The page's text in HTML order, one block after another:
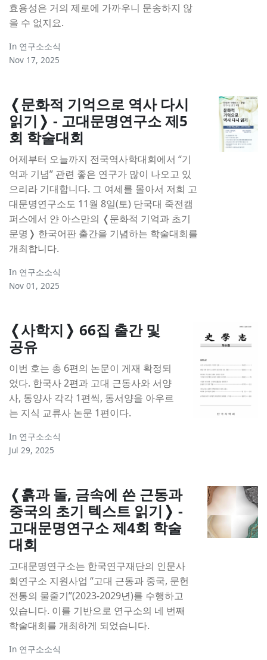
효용성은 거의 제로에 가까우니 문송하지 않
을 수 없지요.
In 연구소소식
Nov 17, 2025
❬문화적 기억으로 역사 다시
읽기❭ - 고대문명연구소 제5
회 학술대회
어제부터 오늘까지 전국역사학대회에서 “기
억과 기념” 관련 좋은 연구가 많이 나오고 있
으리라 기대합니다. 그 여세를 몰아서 저희 고
대문명연구소도 11월 8일(토) 단국대 죽전캠
퍼스에서 얀 아스만의 ❬문화적 기억과 초기
문명❭ 한국어판 출간을 기념하는 학술대회를
개최합니다.
In 연구소소식
Nov 01, 2025
❬사학지❭ 66집 출간 및
공유
이번 호는 총 6편의 논문이 게재 확정되
었다. 한국사 2편과 고대 근동사와 서양
사, 동양사 각각 1편씩, 동서양을 아우르
는 지식 교류사 논문 1편이다.
In 연구소소식
Jul 29, 2025
❬흙과 돌, 금속에 쓴 근동과
중국의 초기 텍스트 읽기❭ -
고대문명연구소 제4회 학술
대회
고대문명연구소는 한국연구재단의 인문사
회연구소 지원사업 “고대 근동과 중국, 문헌
전통의 물줄기”(2023-2029년)를 수행하고
있습니다. 이를 기반으로 연구소의 네 번째
학술대회를 개최하게 되었습니다.
In 연구소소식